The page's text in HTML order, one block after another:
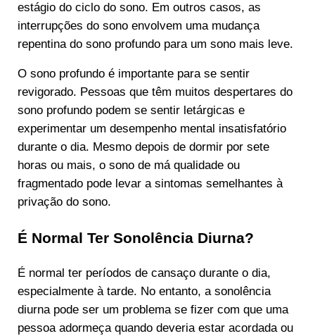
estágio do ciclo do sono. Em outros casos, as
interrupções do sono envolvem uma mudança
repentina do sono profundo para um sono mais leve.
O sono profundo é importante para se sentir
revigorado. Pessoas que têm muitos despertares do
sono profundo podem se sentir letárgicas e
experimentar um desempenho mental insatisfatório
durante o dia. Mesmo depois de dormir por sete
horas ou mais, o sono de má qualidade ou
fragmentado pode levar a sintomas semelhantes à
privação do sono.
É Normal Ter Sonolência Diurna?
É normal ter períodos de cansaço durante o dia,
especialmente à tarde. No entanto, a sonolência
diurna pode ser um problema se fizer com que uma
pessoa adormeça quando deveria estar acordada ou